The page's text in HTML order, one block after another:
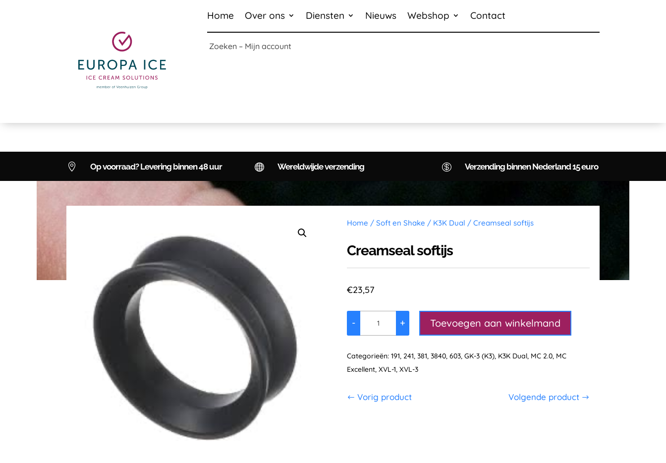
Home Over ons Diensten Nieuws Webshop Contact
Zoeken– Mijn account
 Op voorraad? Levering binnen 48 uur  Wereldwijde verzending  Verzending binnen Nederland 15 euro
Home /Soft en Shake / K3K Dual / Creamseal softijs
Creamseal softijs
€23,57
Creamseal
aantal
- + Toevoegen aan winkelmand
Categorieën:191, 241,381,3840,603,GK-3 (K3), K3K Dual, MC 2.0, MC
Excellent,XVL-1,XVL-3
Vorig product Volgende product